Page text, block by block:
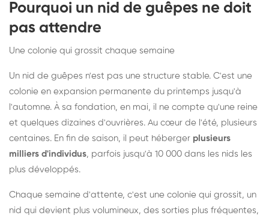
Pourquoi un nid de guêpes ne doit
pas attendre
Une colonie qui grossit chaque semaine
Un nid de guêpes n'est pas une structure stable. C'est une
colonie en expansion permanente du printemps jusqu'à
l'automne. À sa fondation, en mai, il ne compte qu'une reine
et quelques dizaines d'ouvrières. Au cœur de l'été, plusieurs
centaines. En fin de saison, il peut héberger plusieurs
milliers d'individus, parfois jusqu'à 10 000 dans les nids les
plus développés.
Chaque semaine d'attente, c'est une colonie qui grossit, un
nid qui devient plus volumineux, des sorties plus fréquentes,